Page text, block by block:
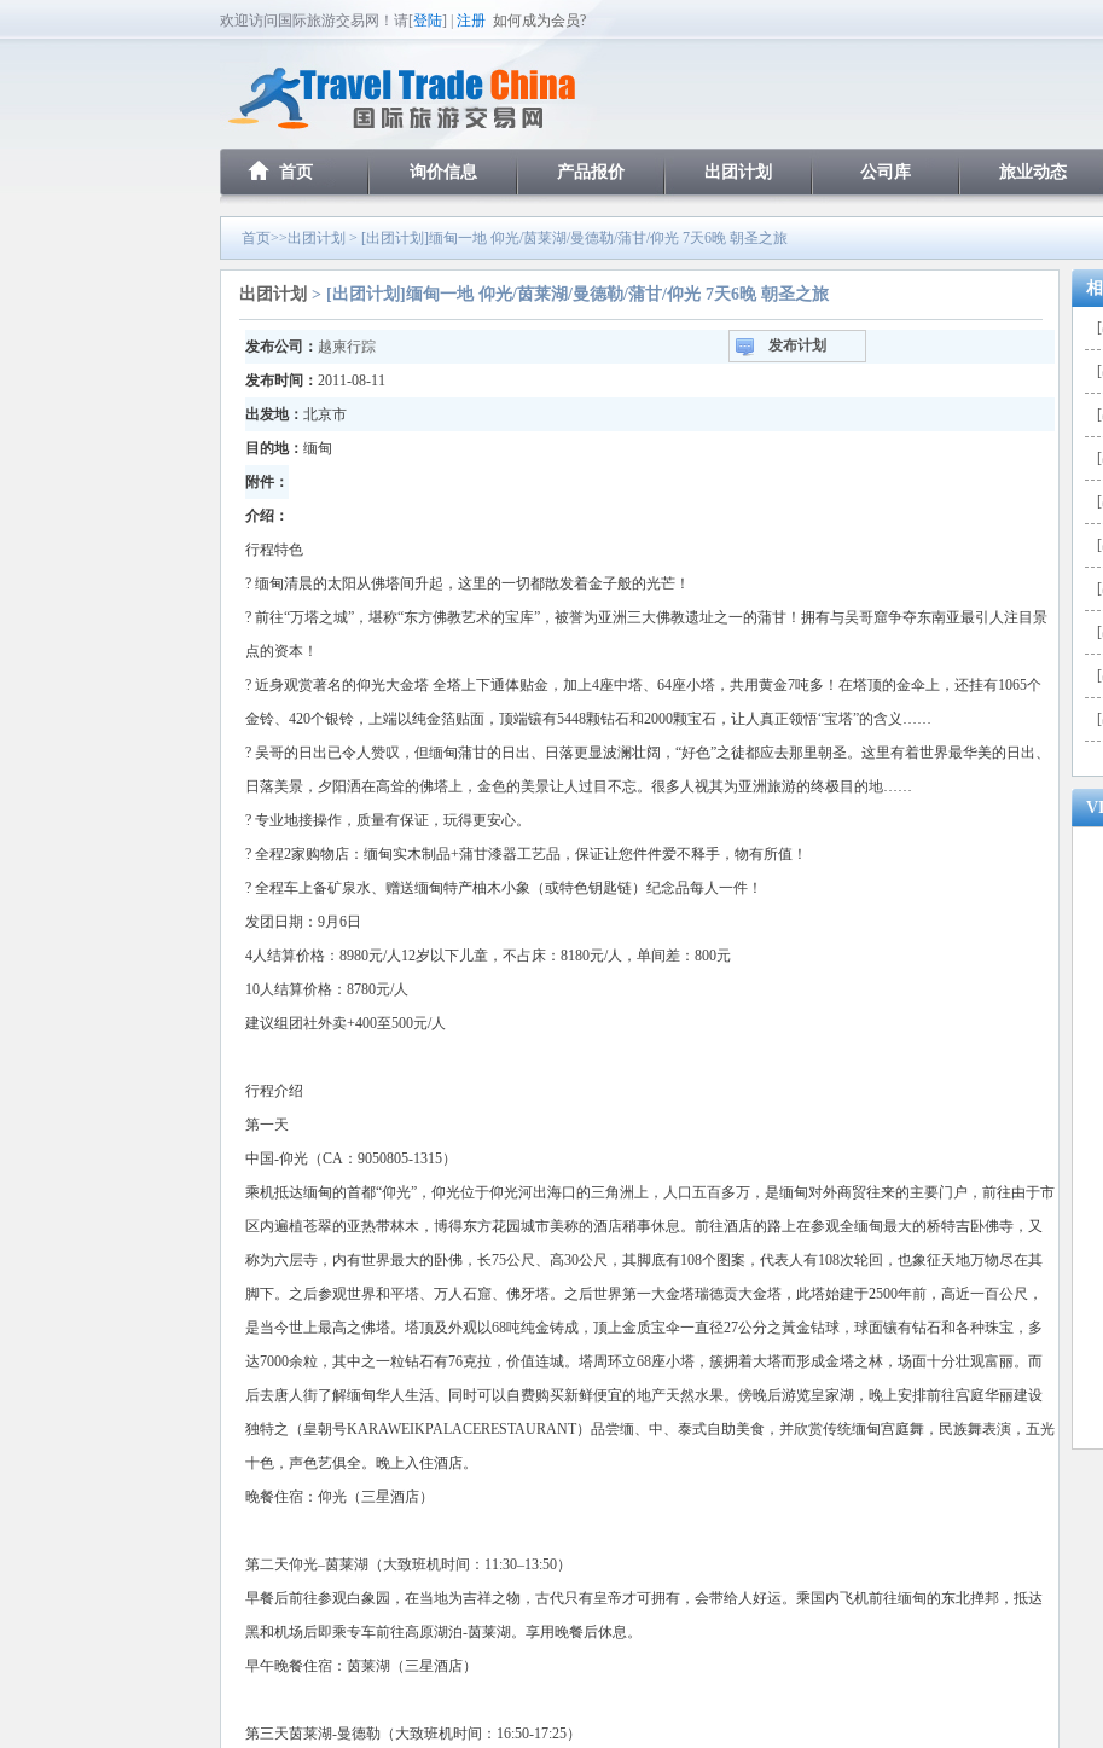
欢迎访问国际旅游交易网！请[登陆] | 注册 如何成为会员?
首页 询价信息 产品报价 出团计划 公司库 旅业动态
首页>>出团计划 > [出团计划]缅甸一地 仰光/茵莱湖/曼德勒/蒲甘/仰光 7天6晚 朝圣之旅
出团计划 > [出团计划]缅甸一地 仰光/茵莱湖/曼德勒/蒲甘/仰光 7天6晚 朝圣之旅
发布公司： 越柬行踪 发布计划
发布时间： 2011-08-11
出发地： 北京市
目的地： 缅甸
附件：
介绍：
行程特色
? 缅甸清晨的太阳从佛塔间升起，这里的一切都散发着金子般的光芒！
? 前往“万塔之城”，堪称“东方佛教艺术的宝库”，被誉为亚洲三大佛教遗址之一的蒲甘！拥有与吴哥窟争夺东南亚最引人注目景
点的资本！
? 近身观赏著名的仰光大金塔 全塔上下通体贴金，加上4座中塔、64座小塔，共用黄金7吨多！在塔顶的金伞上，还挂有1065个
金铃、420个银铃，上端以纯金箔贴面，顶端镶有5448颗钻石和2000颗宝石，让人真正领悟“宝塔”的含义……
? 吴哥的日出已令人赞叹，但缅甸蒲甘的日出、日落更显波澜壮阔，“好色”之徒都应去那里朝圣。这里有着世界最华美的日出、
日落美景，夕阳洒在高耸的佛塔上，金色的美景让人过目不忘。很多人视其为亚洲旅游的终极目的地……
? 专业地接操作，质量有保证，玩得更安心。
? 全程2家购物店：缅甸实木制品+蒲甘漆器工艺品，保证让您件件爱不释手，物有所值！
? 全程车上备矿泉水、赠送缅甸特产柚木小象（或特色钥匙链）纪念品每人一件！
发团日期：9月6日
4人结算价格：8980元/人12岁以下儿童，不占床：8180元/人，单间差：800元
10人结算价格：8780元/人
建议组团社外卖+400至500元/人
行程介绍
第一天
中国-仰光（CA：9050805-1315）
乘机抵达缅甸的首都“仰光”，仰光位于仰光河出海口的三角洲上，人口五百多万，是缅甸对外商贸往来的主要门户，前往由于市
区内遍植苍翠的亚热带林木，博得东方花园城市美称的酒店稍事休息。前往酒店的路上在参观全缅甸最大的桥特吉卧佛寺，又
称为六层寺，内有世界最大的卧佛，长75公尺、高30公尺，其脚底有108个图案，代表人有108次轮回，也象征天地万物尽在其
脚下。之后参观世界和平塔、万人石窟、佛牙塔。之后世界第一大金塔瑞德贡大金塔，此塔始建于2500年前，高近一百公尺，
是当今世上最高之佛塔。塔顶及外观以68吨纯金铸成，顶上金质宝伞一直径27公分之黃金钻球，球面镶有钻石和各种珠宝，多
达7000余粒，其中之一粒钻石有76克拉，价值连城。塔周环立68座小塔，簇拥着大塔而形成金塔之林，场面十分壮观富丽。而
后去唐人街了解缅甸华人生活、同时可以自费购买新鲜便宜的地产天然水果。傍晚后游览皇家湖，晚上安排前往宫庭华丽建设
独特之（皇朝号KARAWEIKPALACERESTAURANT）品尝缅、中、泰式自助美食，并欣赏传统缅甸宫庭舞，民族舞表演，五光
十色，声色艺俱全。晚上入住酒店。
晚餐住宿：仰光（三星酒店）
第二天仰光–茵莱湖（大致班机时间：11:30–13:50）
早餐后前往参观白象园，在当地为吉祥之物，古代只有皇帝才可拥有，会带给人好运。乘国内飞机前往缅甸的东北掸邦，抵达
黑和机场后即乘专车前往高原湖泊-茵莱湖。享用晚餐后休息。
早午晚餐住宿：茵莱湖（三星酒店）
第三天茵莱湖-曼德勒（大致班机时间：16:50-17:25）